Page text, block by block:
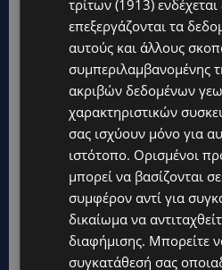
UPDATES
ΚΟΚΚΙΝΟΤΡΙΜΙΘΙΑ: Σκύλος
– Το καλοκαιρινό «κύμα»
ευθύνη που δεν κάνει
τρίτων (1913)
επεξεργάζονται τα
αυτούς και άλλους
συμπεριλαμβανομένης
ακριβών δεδομένων
χαρακτηριστικών
σας ισχύουν μόνο για
ιστότοπο. Ορισμένοι
μπορεί να βασίζονται
συμφέρον αντί για
δικαίωμα να
διαφήμισης. Μπορείτε
συγκατάθεσή σας